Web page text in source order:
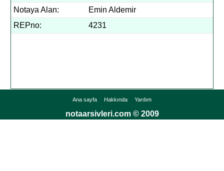
Notaya Alan:
Emin Aldemir
REPno:
4231
Ana sayfa Hakkında Yardım
notaarsivleri.com © 2009